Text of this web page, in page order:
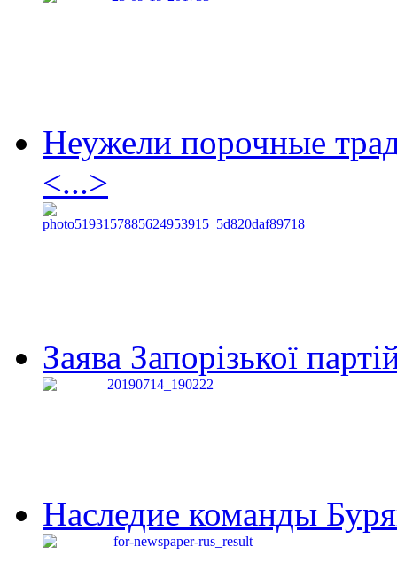
Неужели порочные
<...>
Заява Запорізької
Наследие команды